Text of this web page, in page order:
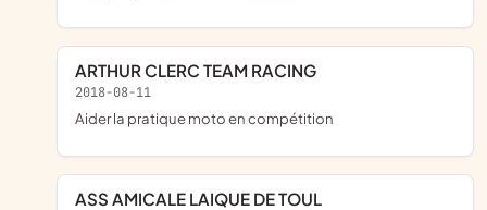
ARTHUR CLERC TEAM RACING
2018-08-11
aider la pratique moto en compétition
ASS AMICALE LAIQUE DE TOUL